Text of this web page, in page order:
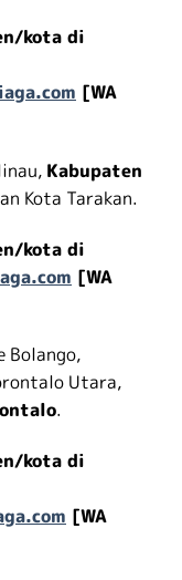
kota di
[WA
Kabupaten
Kota Tarakan.
kota di
[WA
Bolango,
Utara,
.
kota di
[WA